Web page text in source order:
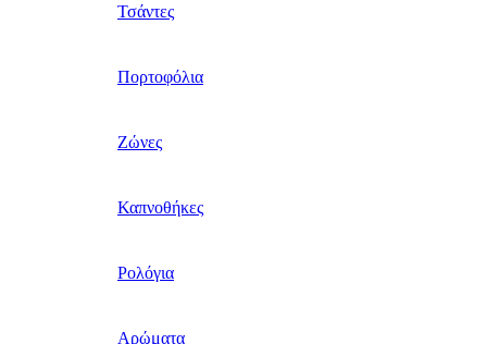
Τσάντες
Πορτοφόλια
Ζώνες
Καπνοθήκες
Ρολόγια
Αρώματα